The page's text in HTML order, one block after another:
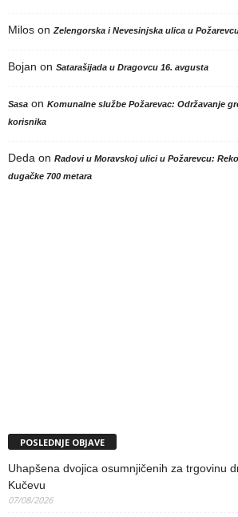
Milos on Zelengorska i Nevesinjska ulica u
Bojan on Satarašijada u Dragovcu 16. avgusta
Sasa on Komunalne službe Požarevac: Održavanje
korisnika
Deda on Radovi u Moravskoj ulici u Požarevcu:
dugačke 700 metara
POSLEDNJE OBJAVE
Uhapšena dvojica osumnjičenih za trgovinu
Kučevu
07/08/2026